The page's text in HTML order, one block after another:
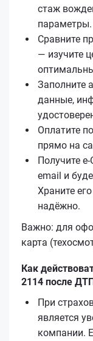
стаж
параметры.
Сравните
— изучите
Заполните
данные,
Оплатите
прямо на
Получите
email и
Храните
надёжно.
Важно: для
карта
Как
2114 после
При
является
компании.